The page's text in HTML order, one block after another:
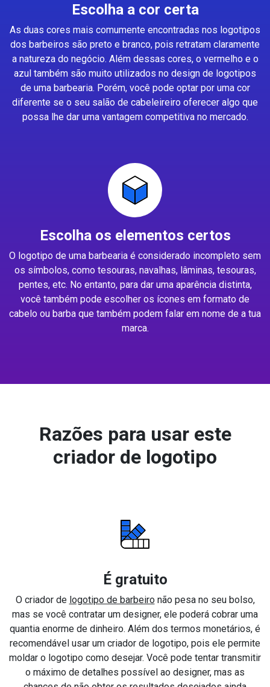
Escolha a cor certa
As duas cores mais comumente encontradas nos logotipos
dos barbeiros são preto e branco, pois retratam claramente
a natureza do negócio. Além dessas cores, o vermelho e o
azul também são muito utilizados no design de logotipos
de uma barbearia. Porém, você pode optar por uma cor
diferente se o seu salão de cabeleireiro oferecer algo que
possa lhe dar uma vantagem competitiva no mercado.
Escolha os elementos certos
O logotipo de uma barbearia é considerado incompleto sem
os símbolos, como tesouras, navalhas, lâminas, tesouras,
pentes, etc. No entanto, para dar uma aparência distinta,
você também pode escolher os ícones em formato de
cabelo ou barba que também podem falar em nome de a tua
marca.
Razões para usar este
criador de logotipo
É gratuito
O criador de logotipo de barbeironão pesa no seu bolso,
mas se você contratar um designer, ele poderá cobrar uma
quantia enorme de dinheiro. Além dos termos monetários, é
recomendável usar um criador de logotipo, pois ele permite
moldar o logotipo como desejar. Você pode tentar transmitir
o máximo de detalhes possível ao designer, mas as